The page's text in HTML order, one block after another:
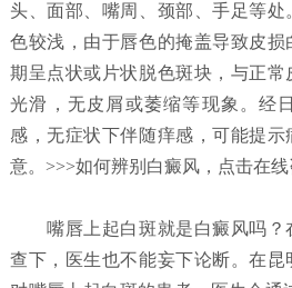
头、面部、嘴周、颈部、手足等
色较浅，由于唇色的掩盖导致皮
期呈点状或片状脱色斑块，与正
光滑，无皮屑或萎缩等现象。经
感，无症状下伴随痒感，可能提
意。>>>如何辨别白癜风，点击在
嘴唇上起白斑就是白癜风吗？
查下，医生也不能妄下论断。在